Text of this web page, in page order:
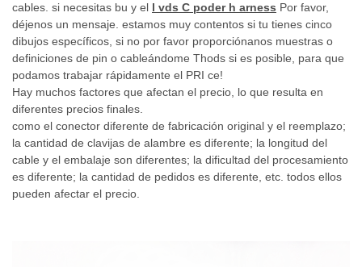
cables. si necesitas bu y el l vds C poderh arness Por favor,
déjenos un mensaje. estamos muy contentos si tu tienes cinco
dibujos específicos, si no por favor proporciónanos muestras o
definiciones de pin o cableándome Thods si es posible, para que
podamos trabajar rápidamente el PRI ce!
Hay muchos factores que afectan el precio, lo que resulta en
diferentes precios finales.
como el conector diferente de fabricación original y el reemplazo;
la cantidad de clavijas de alambre es diferente; la longitud del
cable y el embalaje son diferentes; la dificultad del procesamiento
es diferente; la cantidad de pedidos es diferente, etc. todos ellos
pueden afectar el precio.